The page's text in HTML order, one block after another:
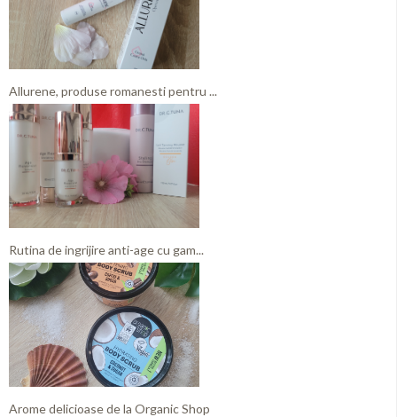
Allurene, produse romanesti pentru ...
Rutina de ingrijire anti-age cu gam...
Arome delicioase de la Organic Shop